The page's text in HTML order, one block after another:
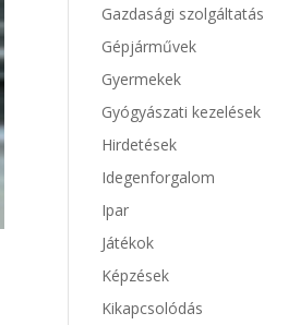
Gazdasági szolgáltatás
Gépjárművek
Gyermekek
Gyógyászati kezelések
Hirdetések
Idegenforgalom
Ipar
Játékok
Képzések
Kikapcsolódás